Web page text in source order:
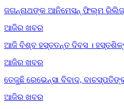
ଜଗନ୍ନାଥଙ୍କ ଆନିମେସନ୍ ଫିଲ୍ମ ରିଲିଜ୍
ଆଜିର ଖବର
ଆଜି ବିଶ୍ବ ହସ୍ତତନ୍ତ ଦିବସ ।
ଆଜିର ଖବର
ତେଜୁଛି ରେଭେନ୍ସା ବିବାଦ,
ଆଜିର ଖବର